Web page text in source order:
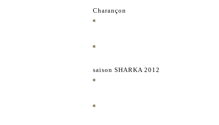
Charançon
saison SHARKA 2012